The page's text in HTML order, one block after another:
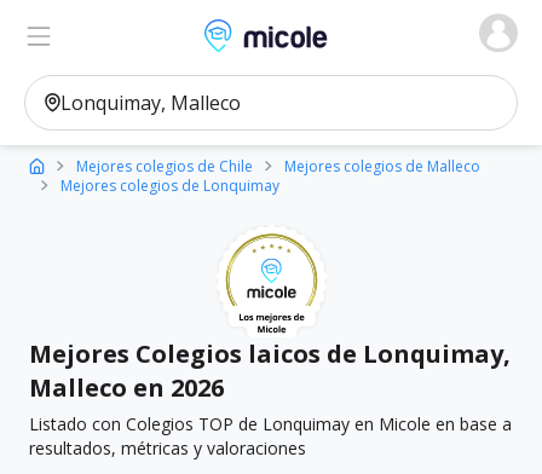
Micole, buscador de colegios
Ver en el mapa
Mejores colegios de Chile
Mejores colegios de Malleco
Mejores colegios de Lonquimay
Mejores Colegios laicos de Lonquimay,
Malleco en 2026
Listado con Colegios TOP de Lonquimay en Micole en base a
resultados, métricas y valoraciones